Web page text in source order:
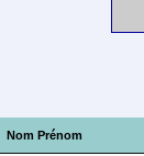
Nom Prénom